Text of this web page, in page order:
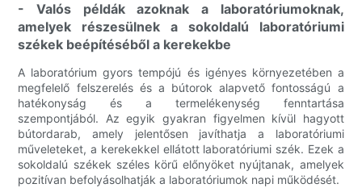
- Valós példák azoknak a laboratóriumoknak,
amelyek részesülnek a sokoldalú laboratóriumi
székek beépítéséből a kerekekbe
A laboratórium gyors tempójú és igényes környezetében a
megfelelő felszerelés és a bútorok alapvető fontosságú a
hatékonyság és a termelékenység fenntartása
szempontjából. Az egyik gyakran figyelmen kívül hagyott
bútordarab, amely jelentősen javíthatja a laboratóriumi
műveleteket, a kerekekkel ellátott laboratóriumi szék. Ezek a
sokoldalú székek széles körű előnyöket nyújtanak, amelyek
pozitívan befolyásolhatják a laboratóriumok napi működését.